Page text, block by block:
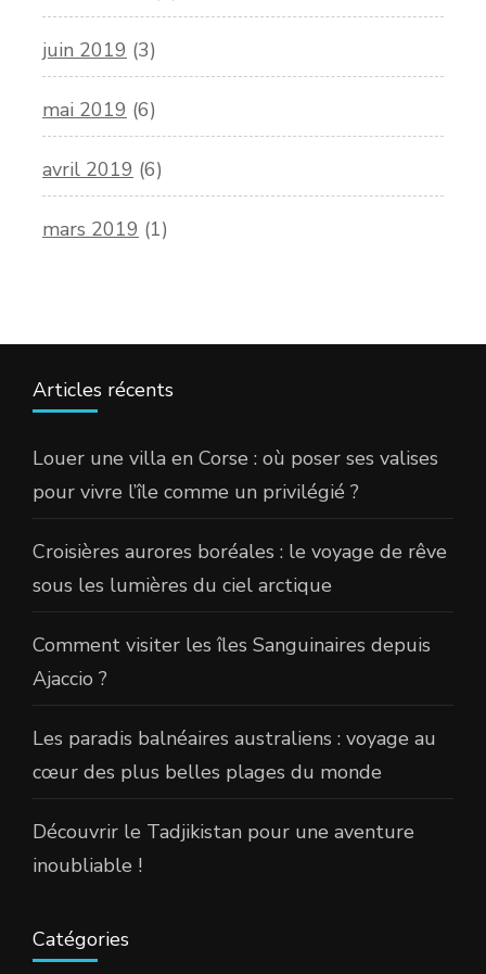
juin 2019 (3)
mai 2019 (6)
avril 2019 (6)
mars 2019 (1)
Articles récents
Louer une villa en Corse : où poser ses valises
pour vivre l’île comme un privilégié ?
Croisières aurores boréales : le voyage de rêve
sous les lumières du ciel arctique
Comment visiter les îles Sanguinaires depuis
Ajaccio ?
Les paradis balnéaires australiens : voyage au
cœur des plus belles plages du monde
Découvrir le Tadjikistan pour une aventure
inoubliable !
Catégories